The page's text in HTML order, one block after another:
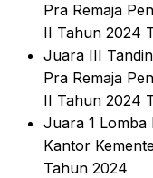
Pra Remaja
II Tahun 2024
Juara III
Pra Remaja
II Tahun 2024
Juara 1 Lomba
Kantor
Tahun 2024